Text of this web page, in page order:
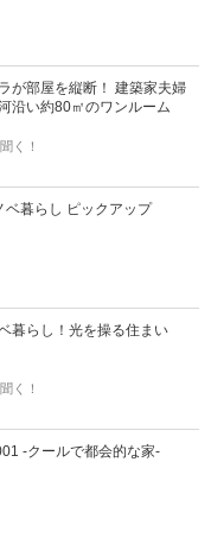
が部屋を縦断！ 建築家夫婦
沿い約80㎡のワンルーム
く！
ベ暮らし ピックアップ
暮らし！光を操る住まい
く！
-クールで都会的な家-